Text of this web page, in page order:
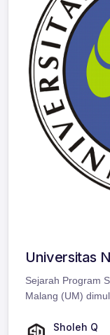
Universitas
Sejarah Program
Malang (UM)
Sholeh Q